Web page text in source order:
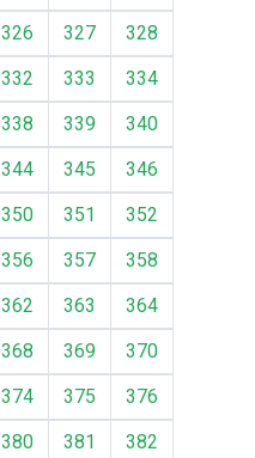
326 327
328
332 333
334
338 339
340
344 345
346
350 351
352
356 357
358
362 363
364
368 369
370
374 375
376
380 381 382